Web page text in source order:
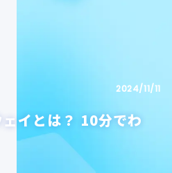
2024/11/11
イとは？ 10分でわ